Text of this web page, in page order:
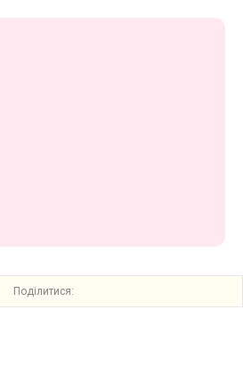
Поділитися: